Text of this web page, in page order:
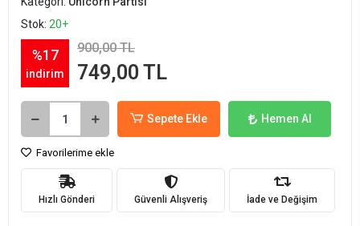
Stok: 20+
%17
indirim
900,00 TL
749,00 TL
Sepete Ekle Hemen Al
Favorilerime ekle
Hızlı Gönderi Güvenli Alışveriş İade ve Değişim